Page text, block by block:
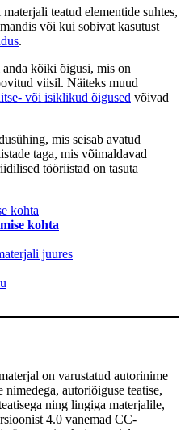
teatud elementide suhtes,
või kui sobivat kasutust
.
kõiki õigusi, mis on
viisil. Näiteks muud
või isiklikud õigused võivad
mis seisab avatud
taga, mis võimaldavad
tööriistad on tasuta
kohta
kohta
juures
on varustatud autorinime
autoriõiguse teatise,
ning lingiga materjalile,
4.0 vanemad CC-